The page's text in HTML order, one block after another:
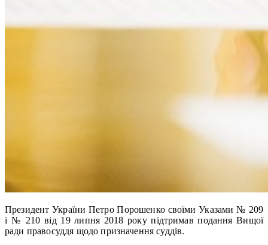
Президент України Петро Порошенко своїми Указами № 209
і № 210 від 19 липня 2018 року підтримав подання Вищої
ради правосуддя щодо призначення суддів.